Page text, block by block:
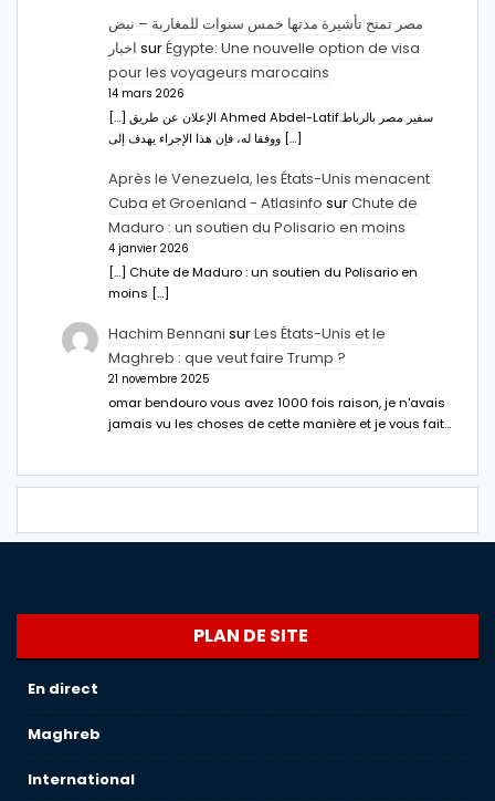
مصر تمنح تأشيرة مدتها خمس سنوات للمغاربة – نبض
اخبار surÉgypte: Une nouvelle option de visa
pour les voyageurs marocains
14 mars 2026
[…] الإعلان عن طريق Ahmed Abdel-Latifسفير مصر بالرباط.
ووفقا له، فإن هذا الإجراء يهدف إلى […]
Après le Venezuela, les États-Unis menacent
Cuba et Groenland - Atlasinfo surChute de
Maduro : un soutien du Polisario en moins
4 janvier 2026
[…] Chute de Maduro : un soutien du Polisario en
moins […]
Hachim Bennani surLes États-Unis et le
Maghreb : que veut faire Trump ?
21 novembre 2025
omar bendouro vous avez 1000 fois raison, je n'avais
jamais vu les choses de cette manière et je vous fait…
PLAN DE SITE
En direct
Maghreb
International